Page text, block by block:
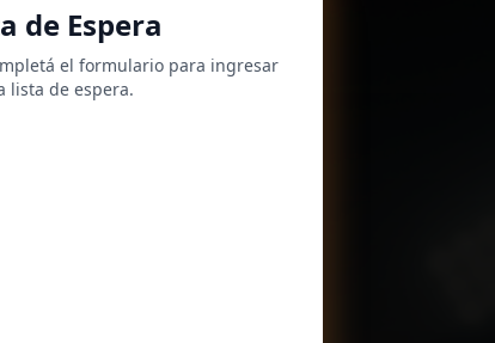
de Espera
el formulario para ingresar
lista de espera.